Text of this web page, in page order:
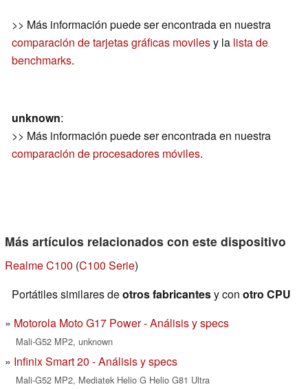
>> Más información puede ser encontrada en nuestra
comparación de tarjetas gráficas movilesy la lista de
benchmarks.
unknown:
>> Más información puede ser encontrada en nuestra
comparación de procesadores móviles.
Más artículos relacionados con este dispositivo
Realme C100 (C100 Serie)
Portátiles similares deotros fabricantesy con otro CPU
Motorola Moto G17 Power - Análisis y specs
Mali-G52 MP2, unknown
Infinix Smart 20 - Análisis y specs
Mali-G52 MP2, Mediatek Helio G Helio G81 Ultra